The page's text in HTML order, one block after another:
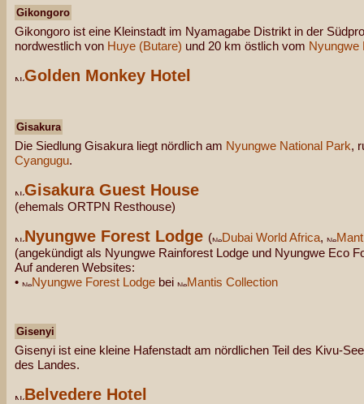
Gikongoro
Gikongoro ist eine Kleinstadt im Nyamagabe Distrikt in der
nordwestlich von Huye (Butare) und 20 km östlich vom Nyungwe
Golden Monkey Hotel
Gisakura
Die Siedlung Gisakura liegt nördlich am Nyungwe National Park,
Cyangugu.
Gisakura Guest House
(ehemals ORTPN Resthouse)
Nyungwe Forest Lodge ( Dubai World Africa,
(angekündigt als Nyungwe Rainforest Lodge und Nyungwe Eco
Auf anderen Websites:
•
Nyungwe Forest Lodge bei Mantis Collection
Gisenyi
Gisenyi ist eine kleine Hafenstadt am nördlichen Teil des Kivu-
des Landes.
Belvedere Hotel